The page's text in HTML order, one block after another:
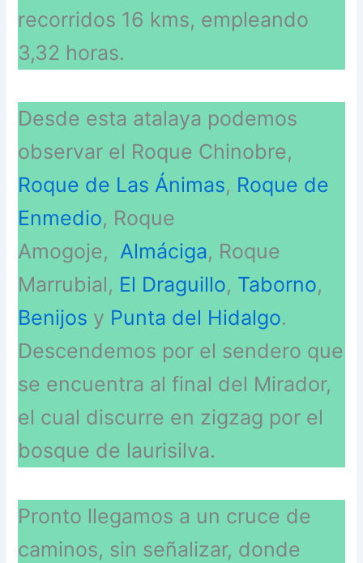
recorridos 16 kms, empleando
3,32 horas.
Desde esta atalaya podemos
observar el Roque Chinobre,
Roque de Las Ánimas, Roque de
Enmedio, Roque
Amogoje,Almáciga, Roque
Marrubial, El Draguillo, Taborno,
Benijos y Punta del Hidalgo.
Descendemos por el sendero que
se encuentra al final del Mirador,
el cual discurre en zigzag por el
bosque de laurisilva.
Pronto llegamos a un cruce de
caminos, sin señalizar, donde